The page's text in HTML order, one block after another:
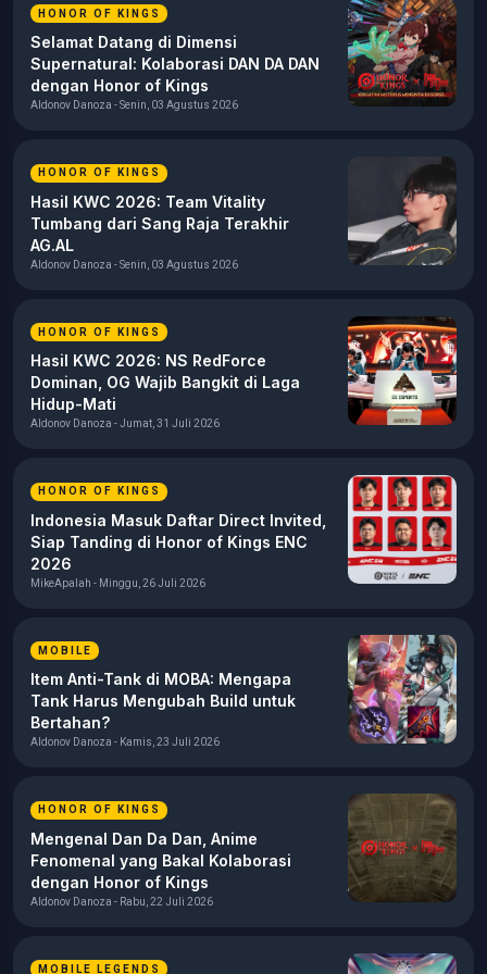
HONOR OF KINGS
Selamat Datang di Dimensi
Supernatural: Kolaborasi DAN DA DAN
dengan Honor of Kings
Aldonov Danoza - Senin, 03 Agustus 2026
HONOR OF KINGS
Hasil KWC 2026: Team Vitality
Tumbang dari Sang Raja Terakhir
AG.AL
Aldonov Danoza - Senin, 03 Agustus 2026
HONOR OF KINGS
Hasil KWC 2026: NS RedForce
Dominan, OG Wajib Bangkit di Laga
Hidup-Mati
Aldonov Danoza - Jumat, 31 Juli 2026
HONOR OF KINGS
Indonesia Masuk Daftar Direct Invited,
Siap Tanding di Honor of Kings ENC
2026
MikeApalah - Minggu, 26 Juli 2026
MOBILE
Item Anti-Tank di MOBA: Mengapa
Tank Harus Mengubah Build untuk
Bertahan?
Aldonov Danoza - Kamis, 23 Juli 2026
HONOR OF KINGS
Mengenal Dan Da Dan, Anime
Fenomenal yang Bakal Kolaborasi
dengan Honor of Kings
Aldonov Danoza - Rabu, 22 Juli 2026
MOBILE LEGENDS